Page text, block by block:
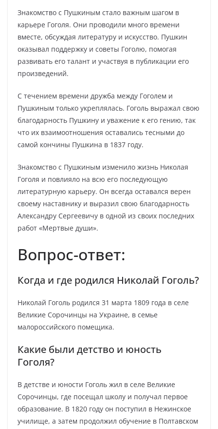
Знакомство с Пушкиным стало важным шагом в
карьере Гоголя. Они проводили много времени
вместе, обсуждая литературу и искусство. Пушкин
оказывал поддержку и советы Гоголю, помогая
развивать его талант и участвуя в публикации его
произведений.
С течением времени дружба между Гоголем и
Пушкиным только укреплялась. Гоголь выражал свою
благодарность Пушкину и уважение к его гению, так
что их взаимоотношения оставались тесными до
самой кончины Пушкина в 1837 году.
Знакомство с Пушкиным изменило жизнь Николая
Гоголя и повлияло на всю его последующую
литературную карьеру. Он всегда оставался верен
своему наставнику и выразил свою благодарность
Александру Сергеевичу в одной из своих последних
работ «Мертвые души».
Вопрос-ответ:
Когда и где родился Николай Гоголь?
Николай Гоголь родился 31 марта 1809 года в селе
Великие Сорочинцы на Украине, в семье
малороссийского помещика.
Какие были детство и юность
Гоголя?
В детстве и юности Гоголь жил в селе Великие
Сорочинцы, где посещал школу и получал первое
образование. В 1820 году он поступил в Нежинское
училище, а затем продолжил обучение в Полтавском